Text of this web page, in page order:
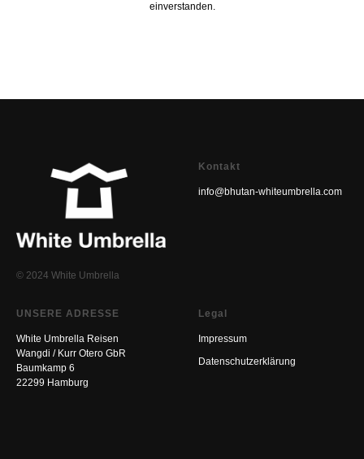
einverstanden.
© 2024 White Umbrella
Kontakt
info@bhutan-whiteumbrella.com
UNSERE ADRESSE
White Umbrella Reisen
Wangdi / Kurr Otero GbR
Baumkamp 6
22299 Hamburg
Legal
Impressum
Datenschutzerklärung